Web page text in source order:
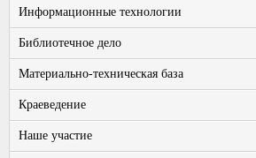
Информационные технологии
Библиотечное дело
Материально-техническая база
Краеведение
Наше участие